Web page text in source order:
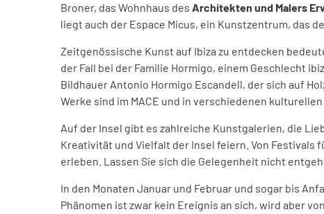
Broner, das Wohnhaus des Architekten und Malers
liegt auch der Espace Micus, ein Kunstzentrum, das
Zeitgenössische Kunst auf Ibiza zu entdecken
der Fall bei der Familie Hormigo, einem Geschlecht
Bildhauer Antonio Hormigo Escandell, der sich auf
Werke sind im MACE und in verschiedenen
Auf der Insel gibt es zahlreiche Kunstgalerien, die
Kreativität und Vielfalt der Insel feiern. Von Festivals
erleben. Lassen Sie sich die Gelegenheit nicht
In den Monaten Januar und Februar und sogar bis
Phänomen ist zwar kein Ereignis an sich, wird aber